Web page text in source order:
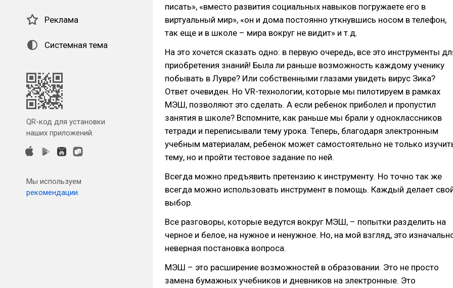
Реклама
Системная тема
QR-код для установки
наших приложений.
Мы используем
рекомендации.
писать», «вместо развития социальных навыков погружаете его в
виртуальный мир», «он и дома постоянно уткнувшись носом в телефон,
так еще и в школе – мира вокруг не видит» и т.д.
На это хочется сказать одно: в первую очередь, все это инструменты
приобретения знаний! Была ли раньше возможность каждому ученику
побывать в Лувре? Или собственными глазами увидеть вирус Зика?
Ответ очевиден. Но VR-технологии, которые мы пилотируем в рамках
МЭШ, позволяют это сделать. А если ребенок приболел и пропустил
занятия в школе? Вспомните, как раньше мы брали у одноклассников
тетради и переписывали тему урока. Теперь, благодаря электронным
учебным материалам, ребенок может самостоятельно не только
тему, но и пройти тестовое задание по ней.
Всегда можно предъявить претензию к инструменту. Но точно так же
всегда можно использовать инструмент в помощь. Каждый делает
выбор.
Все разговоры, которые ведутся вокруг МЭШ, – попытки разделить на
черное и белое, на нужное и ненужное. Но, на мой взгляд, это
неверная постановка вопроса.
МЭШ – это расширение возможностей в образовании. Это не просто
замена бумажных учебников и дневников на электронные. Это